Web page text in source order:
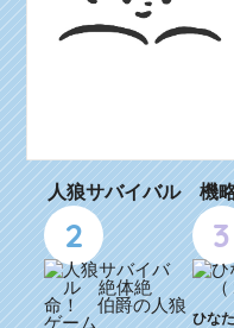
人狼サバイバル 機
2 3
ひな